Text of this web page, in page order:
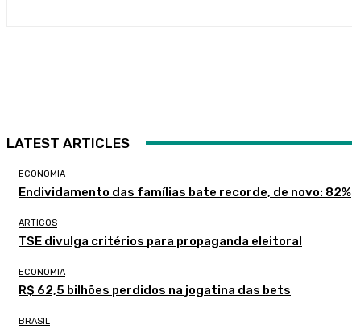
LATEST ARTICLES
ECONOMIA
Endividamento das famílias bate recorde, de novo: 82%
ARTIGOS
TSE divulga critérios para propaganda eleitoral
ECONOMIA
R$ 62,5 bilhões perdidos na jogatina das bets
BRASIL